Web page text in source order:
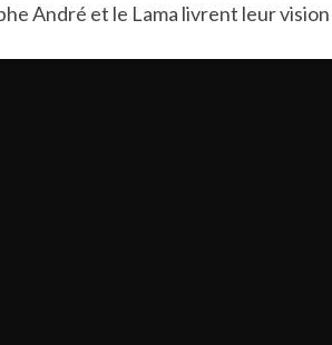
André et le Lama livrent leur